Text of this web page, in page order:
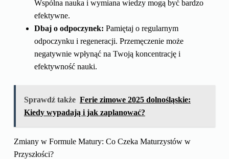
Wspólna nauka i wymiana wiedzy mogą być bardzo
efektywne.
Dbaj o odpoczynek: Pamiętaj o regularnym
odpoczynku i regeneracji. Przemęczenie może
negatywnie wpłynąć na Twoją koncentrację i
efektywność nauki.
Sprawdź także Ferie zimowe 2025 dolnośląskie:
Kiedy wypadają i jak zaplanować?
Zmiany w Formule Matury: Co Czeka Maturzystów w
Przyszłości?